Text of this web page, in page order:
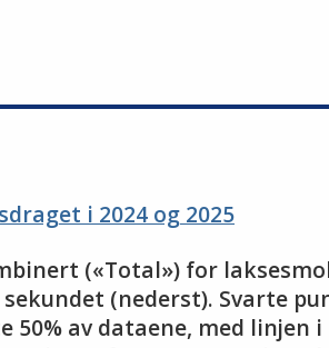
i 2024 og 2025
(«Total») for
(nederst). Svarte
av dataene, med linjen